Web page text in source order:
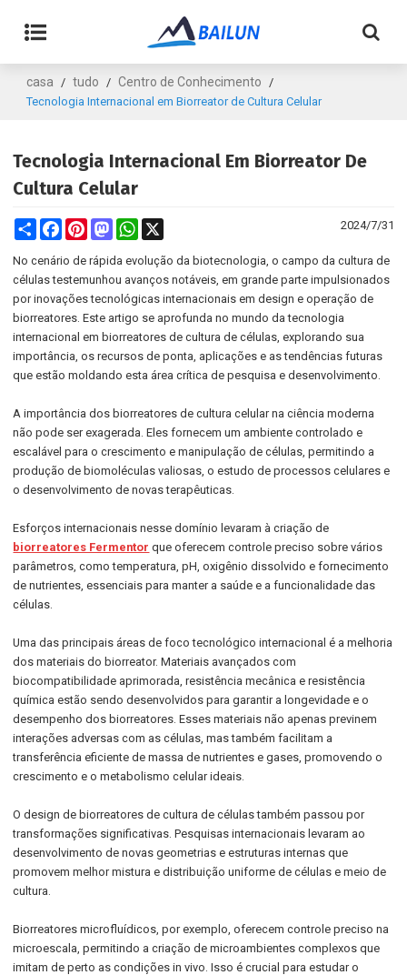
casa / tudo / Centro de Conhecimento /
Tecnologia Internacional em Biorreator de Cultura Celular
Tecnologia Internacional Em Biorreator De
Cultura Celular
Share FacebookPinterestMastodonWhatsApp 2024/7/31
No cenário de rápida evolução da biotecnologia, o campo da cultura de
células testemunhou avanços notáveis, em grande parte impulsionados
por inovações tecnológicas internacionais em design e operação de
biorreatores. Este artigo se aprofunda no mundo da tecnologia
internacional em biorreatores de cultura de células, explorando sua
importância, os recursos de ponta, aplicações e as tendências futuras
que estão moldando esta área crítica de pesquisa e desenvolvimento.
A importância dos biorreatores de cultura celular na ciência moderna
não pode ser exagerada. Eles fornecem um ambiente controlado e
escalável para o crescimento e manipulação de células, permitindo a
produção de biomoléculas valiosas, o estudo de processos celulares e
o desenvolvimento de novas terapêuticas.
Esforços internacionais nesse domínio levaram à criação de
biorreatores Fermentor que oferecem controle preciso sobre vários
parâmetros, como temperatura, pH, oxigênio dissolvido e fornecimento
de nutrientes, essenciais para manter a saúde e a funcionalidade das
células.
Uma das principais áreas de foco tecnológico internacional é a melhoria
dos materiais do biorreator. Materiais avançados com
biocompatibilidade aprimorada, resistência mecânica e resistência
química estão sendo desenvolvidos para garantir a longevidade e o
desempenho dos biorreatores. Esses materiais não apenas previnem
interações adversas com as células, mas também facilitam a
transferência eficiente de massa de nutrientes e gases, promovendo o
crescimento e o metabolismo celular ideais.
O design de biorreatores de cultura de células também passou por
transformações significativas. Pesquisas internacionais levaram ao
desenvolvimento de novas geometrias e estruturas internas que
promovem melhor mistura e distribuição uniforme de células e meio de
cultura.
Biorreatores microfluídicos, por exemplo, oferecem controle preciso na
microescala, permitindo a criação de microambientes complexos que
imitam de perto as condições in vivo. Isso é crucial para estudar o